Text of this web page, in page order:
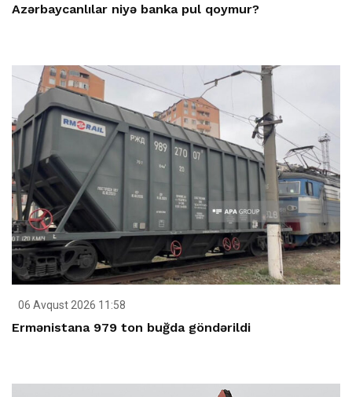
Azərbaycanlılar niyə banka pul qoymur?
06 Avqust 2026 11:58
Ermənistana 979 ton buğda göndərildi